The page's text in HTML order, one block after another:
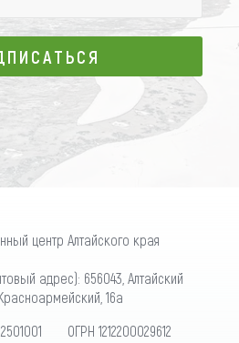
центр Алтайского края
адрес): 656043, Алтайский
16а
ОГРН 1212200029612